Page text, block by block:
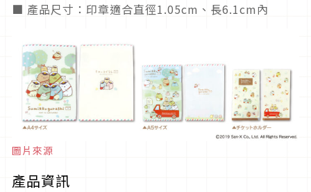
■ 產品尺寸：印章適合直徑1.05cm、長6.1cm內
圖片來源
產品資訊